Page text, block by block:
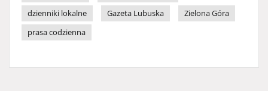
dzienniki lokalne
Gazeta Lubuska
Zielona Góra
prasa codzienna